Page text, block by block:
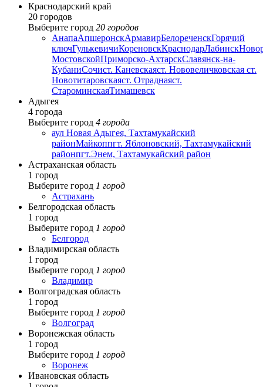
Краснодарский край
20 городов
Выберите город 20 городов
АнапаАпшеронскАрмавирБелореченскГорячий
ключГулькевичиКореновскКраснодарЛабинск
МостовскойПриморско-АхтарскСлавянск-на-
КубаниСочист. Каневскаяст. Нововеличковская ст.
Новотитаровскаяст. Отраднаяст.
СтароминскаяТимашевск
Адыгея
4 города
Выберите город 4 города
аул Новая Адыгея, Тахтамукайский
районМайкоппгт. Яблоновский, Тахтамукайский
районпгт.Энем, Тахтамукайский район
Астраханская область
1 город
Выберите город 1 город
Астрахань
Белгородская область
1 город
Выберите город 1 город
Белгород
Владимирская область
1 город
Выберите город 1 город
Владимир
Волгоградская область
1 город
Выберите город 1 город
Волгоград
Воронежская область
1 город
Выберите город 1 город
Воронеж
Ивановская область